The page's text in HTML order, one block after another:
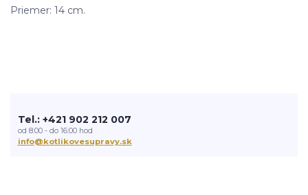
Priemer: 14 cm.
Tel.: +421 902 212 007
od 8:00 - do 16:00 hod
info@kotlikovesupravy.sk